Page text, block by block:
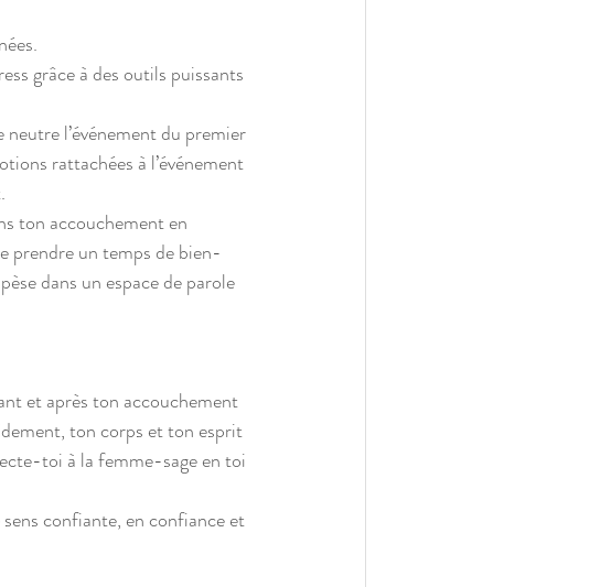
grâce à des outils puissants
l’événement du premier
rattachées à l’événement
ton accouchement en
prendre un temps de bien-
dans un espace de parole
et après ton accouchement
ton corps et ton esprit
toi à la femme-sage en toi
confiante, en confiance et